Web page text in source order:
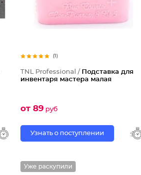
(1)
TNL Professional / Подставка для
инвентаря мастера малая
от 89руб
Узнать о поступлении
Уже раскупили